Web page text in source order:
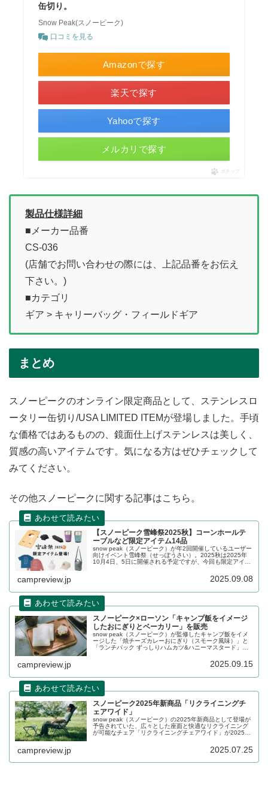
缶切り。
Snow Peak(スノーピーク)
口コミを見る
Amazonで探す
楽天で探す
Yahooで探す
メルカリで探す
ポチップ
製品仕様詳細
■メーカー品番
CS-036
(店舗でお問い合わせの際には、上記品番をお伝え
下さい。)
■カテゴリ
ギア > キャリーバッグ・フィールドギア
まとめ
スノーピークのオンライン限定商品として、ステンレスロ
ータリー缶切り/USA LIMITED ITEMが登場しました。手頃
な価格ではあるものの、鏡面仕上げステンレスは美しく、
質感の高いアイテムです。気になる方はぜひチェックして
みてください。
その他スノーピークに関する記事はこちら。
【スノーピーク雪峰祭2025秋】コーンホールテ
ーブルなど限定アイテム14品
snow peak（スノーピーク）が年2回開催しているユーザー
向けイベント雪峰祭（せっぽうさい）。2025秋は2025年
10月4日、5日に開催される予定ですが、今回も限定アイテ
campreview.jp 2025.09.08
スノーピーク×ローソン「キャンプ飯をイメージ
したおにぎりとベーカリー」を販売
snow peak（スノーピーク）が監修したキャンプ飯をイメ
ージした「焼チーズカレーおにぎり（スモーク風味）」と
「ランチパック ずっしりハムカツ&ハニーマスタード」が
16日から販売されます。詳細をレビューします。
campreview.jp 2025.09.15
スノーピーク2025年新商品「リクライニングチ
ェアワイド」
snow peak（スノーピーク）の2025年新商品として登場が
予告されていた、広々とした座面と快適なリクライニング
が可能なチェア「リクライニングチェアワイド」が2025年
リクライニングが可能なリクライニングチェアです。詳細
campreview.jp 2025.07.25